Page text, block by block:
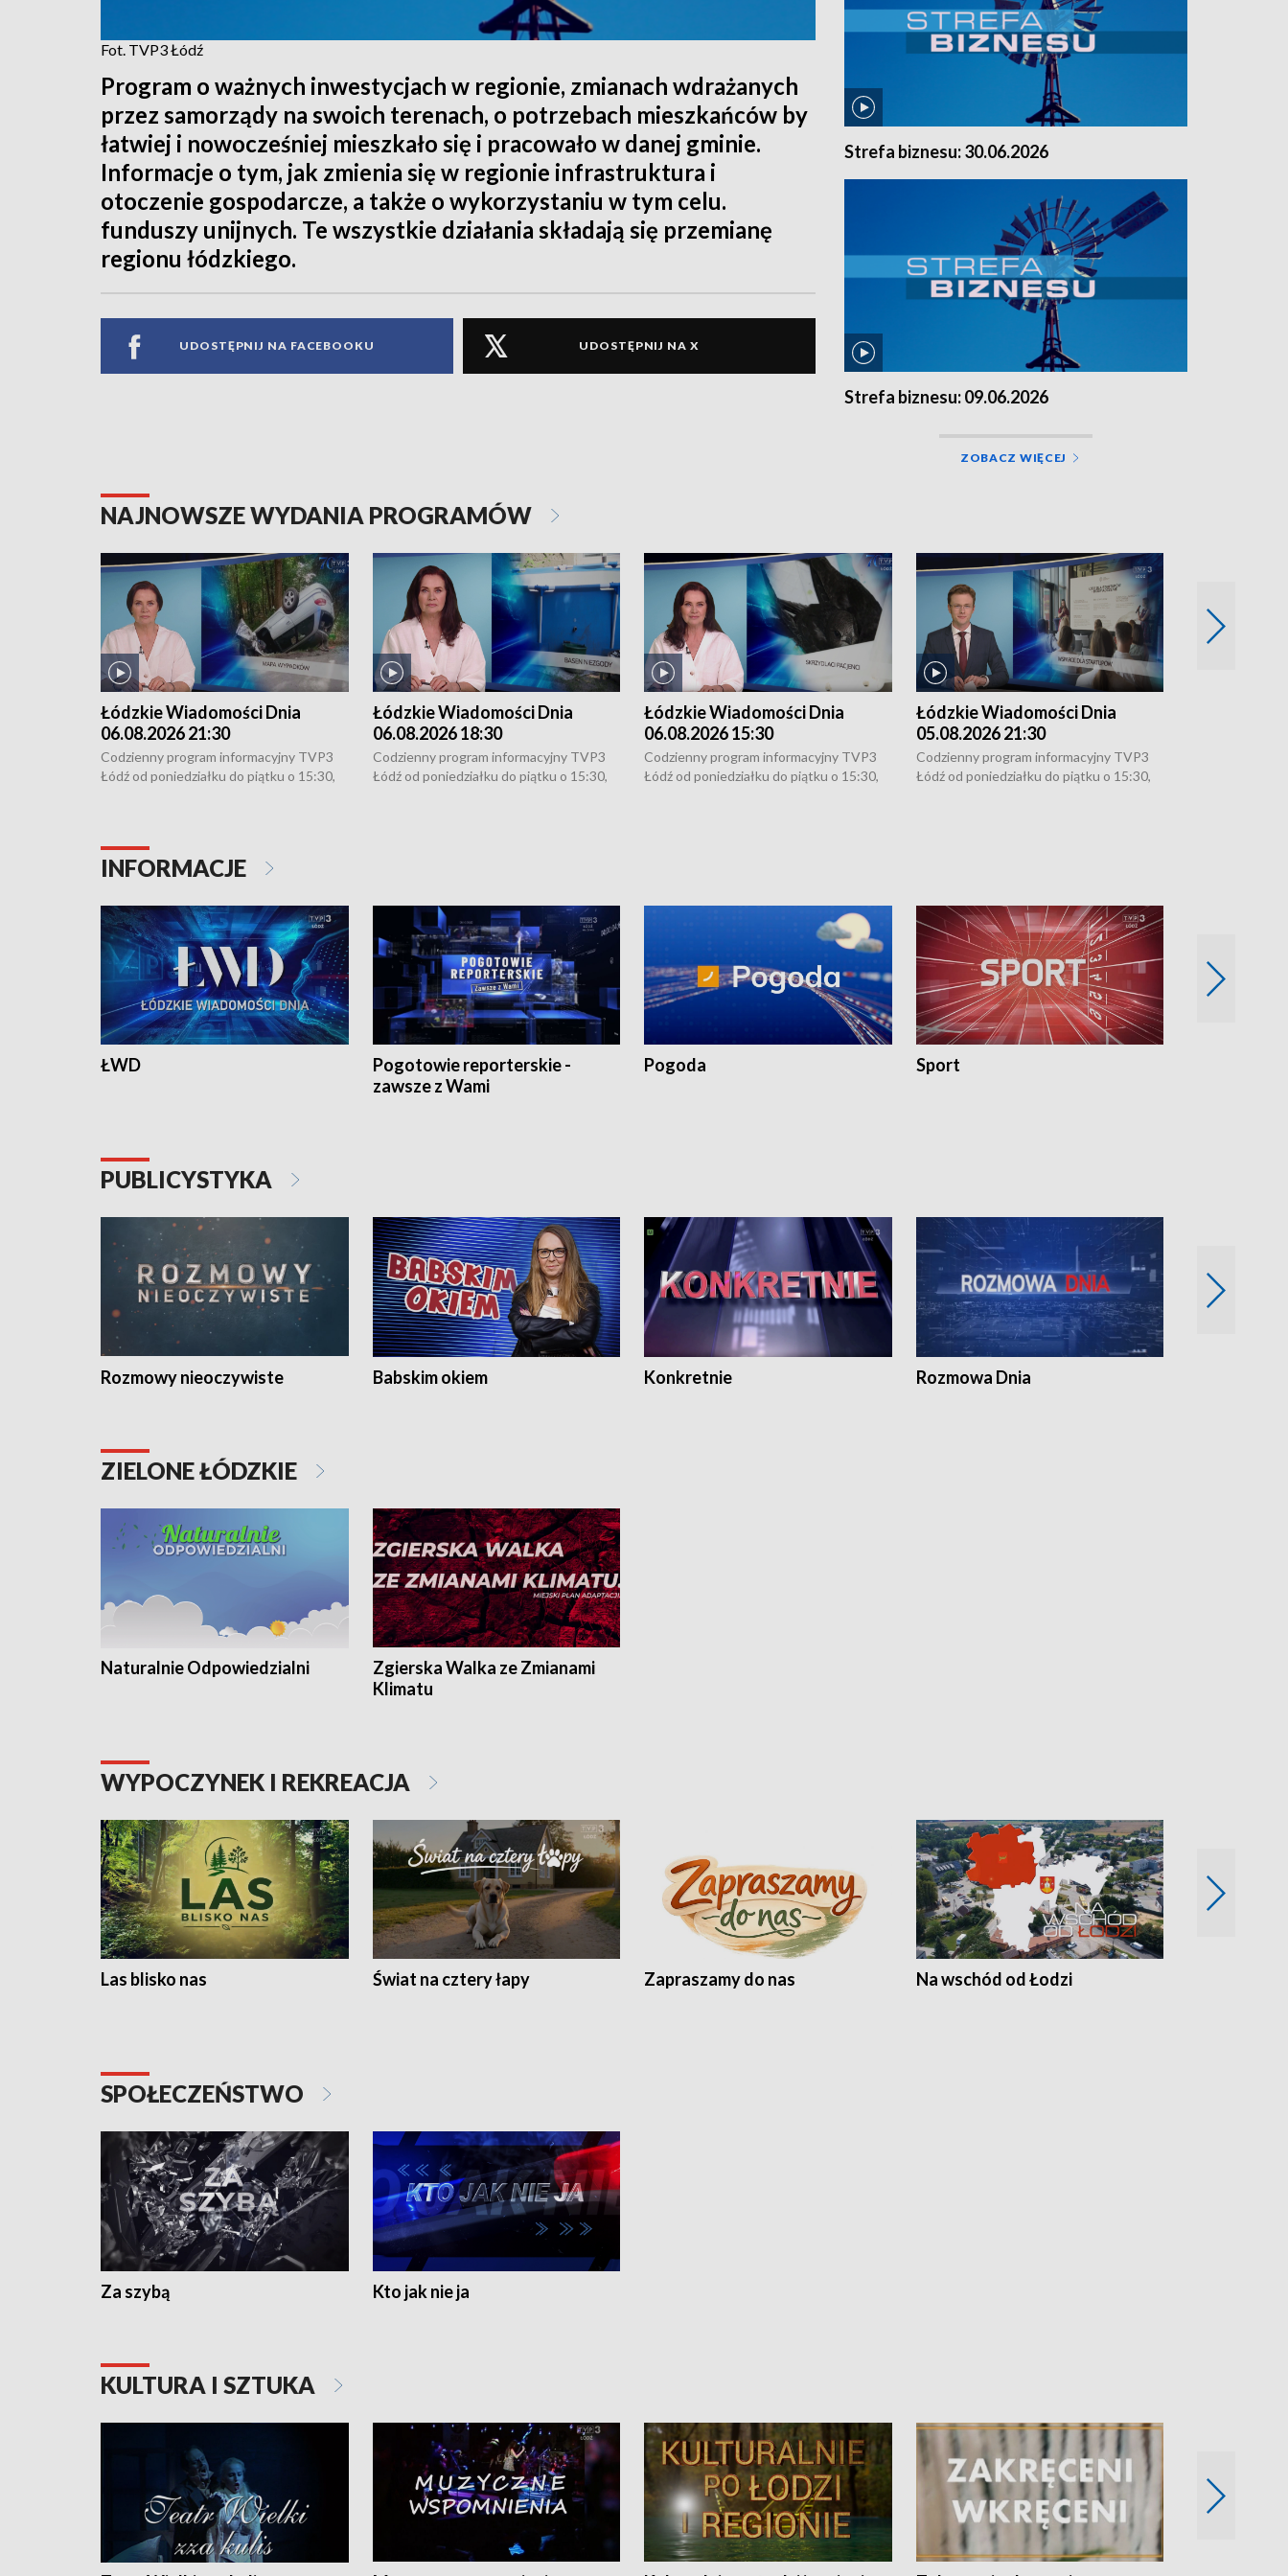
Fot. TVP3 Łódź
Program o ważnych inwestycjach w regionie, zmianach wdrażanych
przez samorządy na swoich terenach, o potrzebach mieszkańców by
łatwiej i nowocześniej mieszkało się i pracowało w danej gminie.
Informacje o tym, jak zmienia się w regionie infrastruktura i
otoczenie gospodarcze, a także o wykorzystaniu w tym celu.
funduszy unijnych. Te wszystkie działania składają się przemianę
regionu łódzkiego.
UDOSTĘPNIJ NA FACEBOOKU UDOSTĘPNIJ NA X
Strefa biznesu: 30.06.2026
Strefa biznesu: 09.06.2026
ZOBACZ WIĘCEJ
NAJNOWSZE WYDANIA PROGRAMÓW
Łódzkie Wiadomości Dnia
06.08.2026 21:30
Codzienny program informacyjny TVP3
Łódź od poniedziałku do piątku o 15:30,
Łódzkie Wiadomości Dnia
06.08.2026 18:30
Codzienny program informacyjny TVP3
Łódź od poniedziałku do piątku o 15:30,
Łódzkie Wiadomości Dnia
06.08.2026 15:30
Codzienny program informacyjny TVP3
Łódź od poniedziałku do piątku o 15:30,
Łódzkie Wiadomości Dnia
05.08.2026 21:30
Codzienny program informacyjny TVP3
Łódź od poniedziałku do piątku o 15:30,
INFORMACJE
ŁWD
Pogotowie reporterskie -
zawsze z Wami
Pogoda Sport
PUBLICYSTYKA
Rozmowy nieoczywiste Babskim okiem Konkretnie Rozmowa Dnia
ZIELONE ŁÓDZKIE
Naturalnie Odpowiedzialni
Zgierska Walka ze Zmianami
Klimatu
WYPOCZYNEK I REKREACJA
Las blisko nas Świat na cztery łapy Zapraszamy do nas Na wschód od Łodzi
SPOŁECZEŃSTWO
Za szybą Kto jak nie ja
KULTURA I SZTUKA